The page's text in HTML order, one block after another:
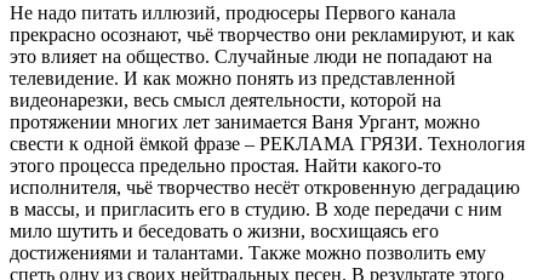
Не надо питать иллюзий, продюсеры Первого канала
прекрасно осознают, чьё творчество они рекламируют, и как
это влияет на общество. Случайные люди не попадают на
телевидение. И как можно понять из представленной
видеонарезки, весь смысл деятельности, которой на
протяжении многих лет занимается Ваня Ургант, можно
свести к одной ёмкой фразе – РЕКЛАМА ГРЯЗИ. Технология
этого процесса предельно простая. Найти какого-то
исполнителя, чьё творчество несёт откровенную деградацию
в массы, и пригласить его в студию. В ходе передачи с ним
мило шутить и беседовать о жизни, восхищаясь его
достижениями и талантами. Также можно позволить ему
спеть одну из своих нейтральных песен. В результате этого